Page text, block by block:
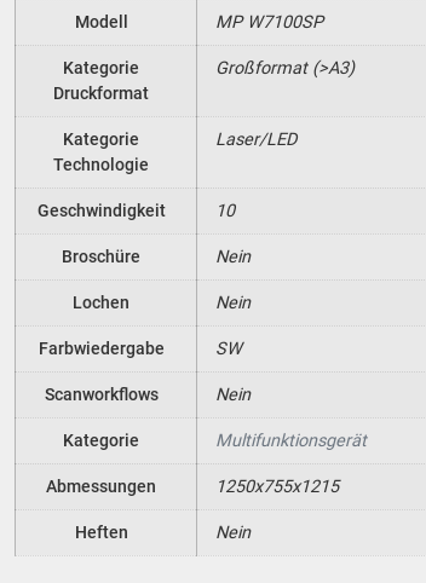
Modell MP W7100SP
Kategorie
Druckformat
Großformat (>A3)
Kategorie
Technologie
Laser/LED
Geschwindigkeit 10
Broschüre Nein
Lochen Nein
Farbwiedergabe SW
Scanworkflows Nein
Kategorie Multifunktionsgerät
Abmessungen 1250x755x1215
Heften Nein